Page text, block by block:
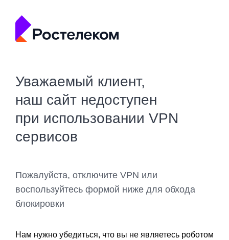
Уважаемый клиент,
наш сайт недоступен
при использовании VPN
сервисов
Пожалуйста, отключите VPN или
воспользуйтесь формой ниже для обхода
блокировки
Нам нужно убедиться, что вы не являетесь роботом